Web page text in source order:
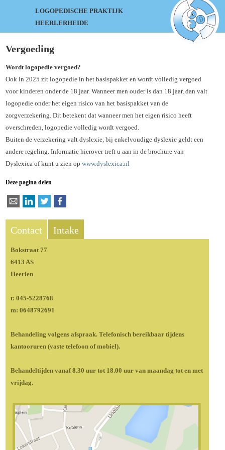
LOGOPEDISCHE PRAKTIJK
HEERLERHEIDE
Vergoeding
Wordt logopedie vergoed?
Ook in 2025 zit logopedie in het basispakket en wordt volledig vergoed
voor kinderen onder de 18 jaar. Wanneer men ouder is dan 18 jaar, dan valt
logopedie onder het eigen risico van het basispakket van de
zorgverzekering. Dit betekent dat wanneer men het eigen risico heeft
overschreden, logopedie volledig wordt vergoed.
Buiten de verzekering valt dyslexie, bij enkelvoudige dyslexie geldt een
andere regeling. Informatie hierover treft u aan in de brochure van
Dyslexica of kunt u zien opwww.dyslexica.nl
Deze pagina delen
Contact Intake
Bokstraat 77
6413 AS
Heerlen
t: 045-5228768
m: 0648792691
Behandeling volgens afspraak. Telefonisch bereikbaar tijdens
kantooruren (vaste telefoon of mobiel).
Behandeltijden vanaf 8.30 uur tot 18.00 uur van maandag tot en met
vrijdag.